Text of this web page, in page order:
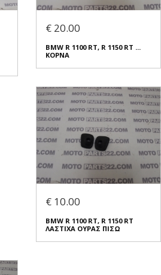
€ 20.00
BMW R 1100 RT, R 1150 RT ...
ΚΟΡΝΑ
€ 10.00
BMW R 1100 RT, R 1150 RT
ΛΑΣΤΙΧΑ ΟΥΡΑΣ ΠΙΣΩ